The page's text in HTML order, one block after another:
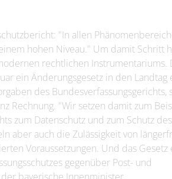
"In allen
hohen Niveau." Um damit Schritt
rechtlichen Instrumentariums.
ein Änderungsgesetz in den Landtag
des Bundesverfassungsgerichts,
Rechnung. "Wir setzen damit zum
zum Datenschutz und zum Schutz
aber auch die Zulässigkeit von
Voraussetzungen. Und das Gesetz
gegenüber Post- und